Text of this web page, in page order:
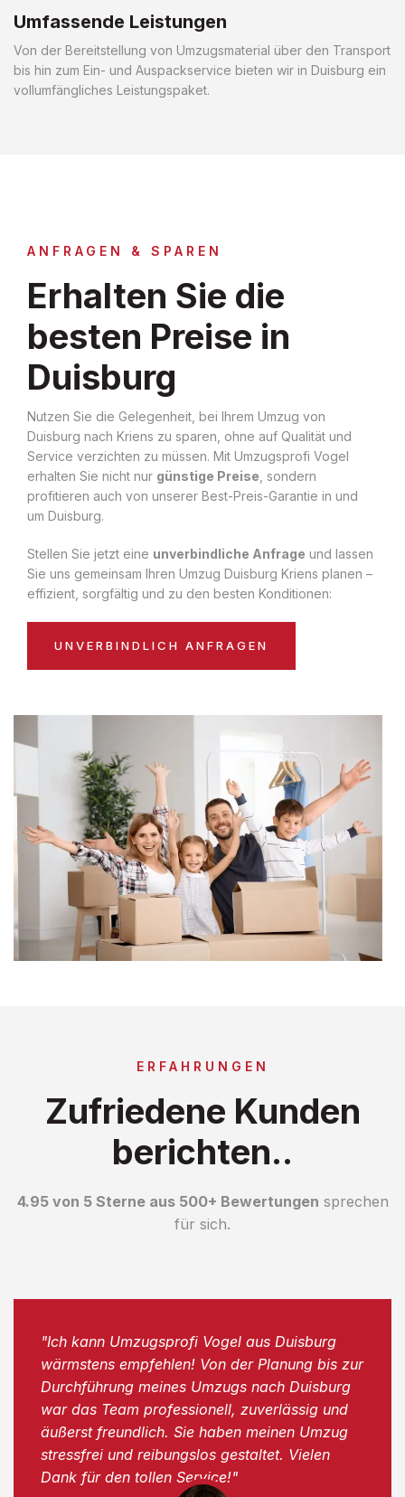
Umfassende Leistungen
Von der Bereitstellung von Umzugsmaterial über den Transport
bis hin zum Ein- und Auspackservice bieten wir in Duisburg ein
vollumfängliches Leistungspaket.
ANFRAGEN & SPAREN
Erhalten Sie die
besten Preise in
Duisburg
Nutzen Sie die Gelegenheit, bei Ihrem Umzug von
Duisburg nach Kriens zu sparen, ohne auf Qualität und
Service verzichten zu müssen. Mit Umzugsprofi Vogel
erhalten Sie nicht nur günstige Preise , sondern
profitieren auch von unserer Best-Preis-Garantie in und
um Duisburg.
Stellen Sie jetzt eine unverbindliche Anfrage und lassen
Sie uns gemeinsam Ihren Umzug Duisburg Kriens planen –
effizient, sorgfältig und zu den besten Konditionen:
UNVERBINDLICH ANFRAGEN
ERFAHRUNGEN
Zufriedene Kunden
berichten..
4.95 von 5 Sterne aus 500+ Bewertungen sprechen
für sich.
"Ich kann Umzugsprofi Vogel aus Duisburg
wärmstens empfehlen! Von der Planung bis zur
Durchführung meines Umzugs nach Duisburg
war das Team professionell, zuverlässig und
äußerst freundlich. Sie haben meinen Umzug
stressfrei und reibungslos gestaltet. Vielen
Dank für den tollen Service!"